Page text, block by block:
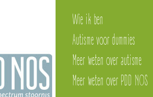
Wie ik ben
Autisme voor dummies
Meer weten over autisme
Meer weten over PDD NOS